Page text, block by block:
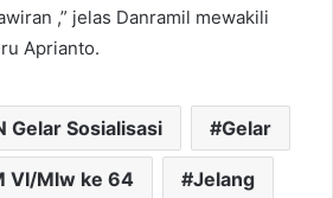
,” jelas Danramil mewakili
Aprianto.
Gelar Sosialisasi Gelar
VI/Mlw ke 64 Jelang